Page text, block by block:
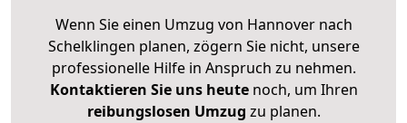
Wenn Sie einen Umzug von Hannover nach
Schelklingen planen, zögern Sie nicht, unsere
professionelle Hilfe in Anspruch zu nehmen.
Kontaktieren Sie uns heutenoch, um Ihren
reibungslosen Umzug zu planen.